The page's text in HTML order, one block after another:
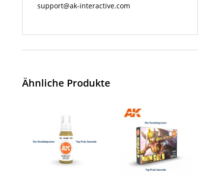
support@ak-interactive.com
Ähnliche Produkte